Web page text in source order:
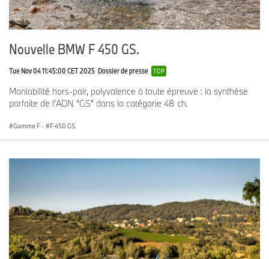
Nouvelle BMW F 450 GS.
Tue Nov 04 11:45:00 CET 2025 Dossier de presse TOP
Maniabilité hors-pair, polyvalence à toute épreuve : la synthèse
parfaite de l'ADN "GS" dans la catégorie 48 ch.
Gamme F · F 450 GS